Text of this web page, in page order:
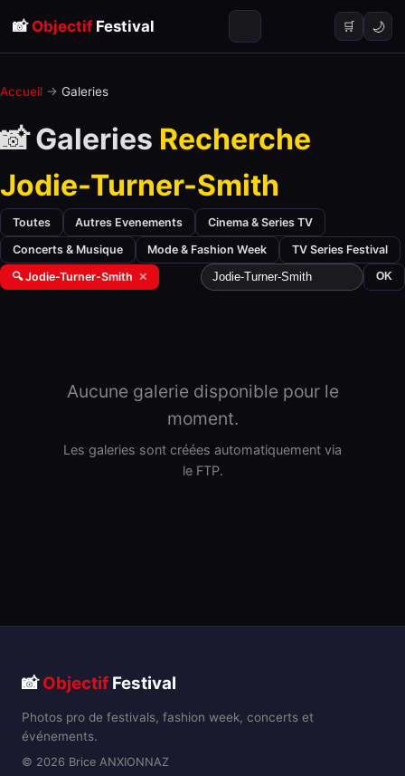
📸 ObjectifFestival 🛒 🌙
Accueil → Galeries
📸 Galeries Recherche
Jodie-Turner-Smith
Toutes Autres Evenements Cinema & Series TV
Concerts & Musique Mode & Fashion Week TV Series Festival
🔍 Jodie-Turner-Smith ✕ OK
Aucune galerie disponible pour le
moment.
Les galeries sont créées automatiquement via
le FTP.
📸Objectif Festival
Photos pro de festivals, fashion week, concerts et
événements.
© 2026 Brice ANXIONNAZ